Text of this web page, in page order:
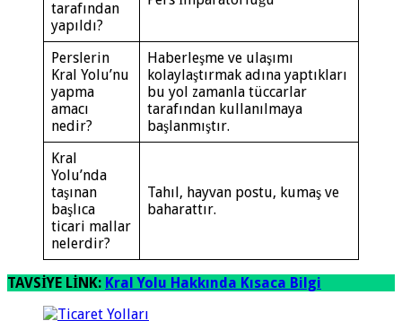
tarafından
yapıldı?
Perslerin
Kral Yolu’nu
yapma
amacı
nedir?
Haberleşme ve ulaşımı
kolaylaştırmak adına yaptıkları
bu yol zamanla tüccarlar
tarafından kullanılmaya
başlanmıştır.
Kral
Yolu’nda
taşınan
başlıca
ticari mallar
nelerdir?
Tahıl, hayvan postu, kumaş ve
baharattır.
TAVSİYE LİNK: Kral Yolu Hakkında Kısaca Bilgi